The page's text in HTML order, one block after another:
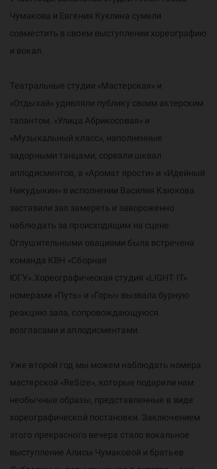
Чумакова и Евгения Куклина сумели
совместить в своем выступлении хореографию
и вокал.
Театральные студии «Мастерская» и
«Отдыхай» удивляли публику своим актерским
талантом. «Улица Абрикосовая» и
«Музыкальный класс», наполненные
задорными танцами, сорвали шквал
аплодисментов, а «Аромат ярости» и «Идейный
Никудыкин» в исполнении Василия Каюкова
заставили зал замереть и завороженно
наблюдать за происходящим на сцене.
Оглушительными овациями была встречена
команда КВН «Сборная
ЮГУ».Хореографическая студия «LIGHT IT»
номерами «Путь» и «Горы» вызвала бурную
реакцию зала, сопровождающуюся
возгласами и аплодисментами.
Уже второй год мы можем наблюдать номера
мастерской «ReSize», которые подарили нам
необычные образы, представленные в виде
хореографической постановки. Заключением
этого прекрасного вечера стало вокальное
выступление Алисы Чумаковой и братьев